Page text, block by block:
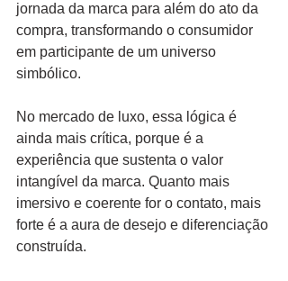
jornada da marca para além do ato da
compra, transformando o consumidor
em participante de um universo
simbólico.
No mercado de luxo, essa lógica é
ainda mais crítica, porque é a
experiência que sustenta o valor
intangível da marca. Quanto mais
imersivo e coerente for o contato, mais
forte é a aura de desejo e diferenciação
construída.